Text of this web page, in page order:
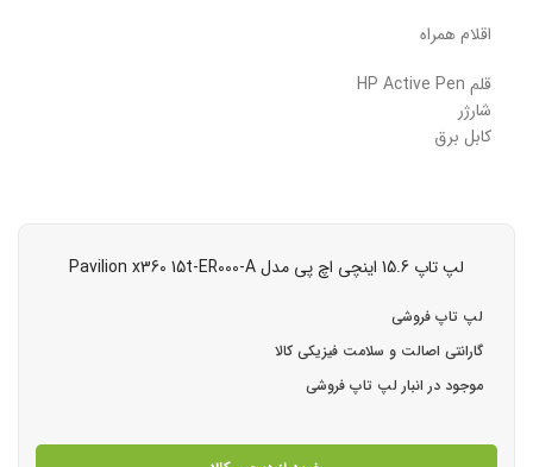
اقلام همراه
قلم HP Active Pen
شارژر
کابل برق
لپ تاپ 15.6 اینچی اچ پی مدل Pavilion x360 15t-ER000-A
لپ تاپ فروشی
گارانتی اصالت و سلامت فیزیکی کالا
موجود در انبار لپ تاپ فروشی